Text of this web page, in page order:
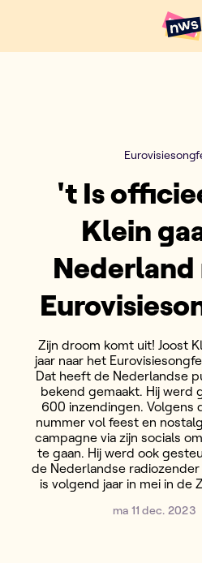
't Is
Klein
Nederland
Zijn droom komt uit! Joost
jaar naar het
Dat heeft de Nederlandse
bekend gemaakt. Hij werd
600 inzendingen. Volgens
nummer vol feest en
campagne via zijn socials
te gaan. Hij werd ook
de Nederlandse
is volgend jaar in mei in de
ma 11 dec. 2023